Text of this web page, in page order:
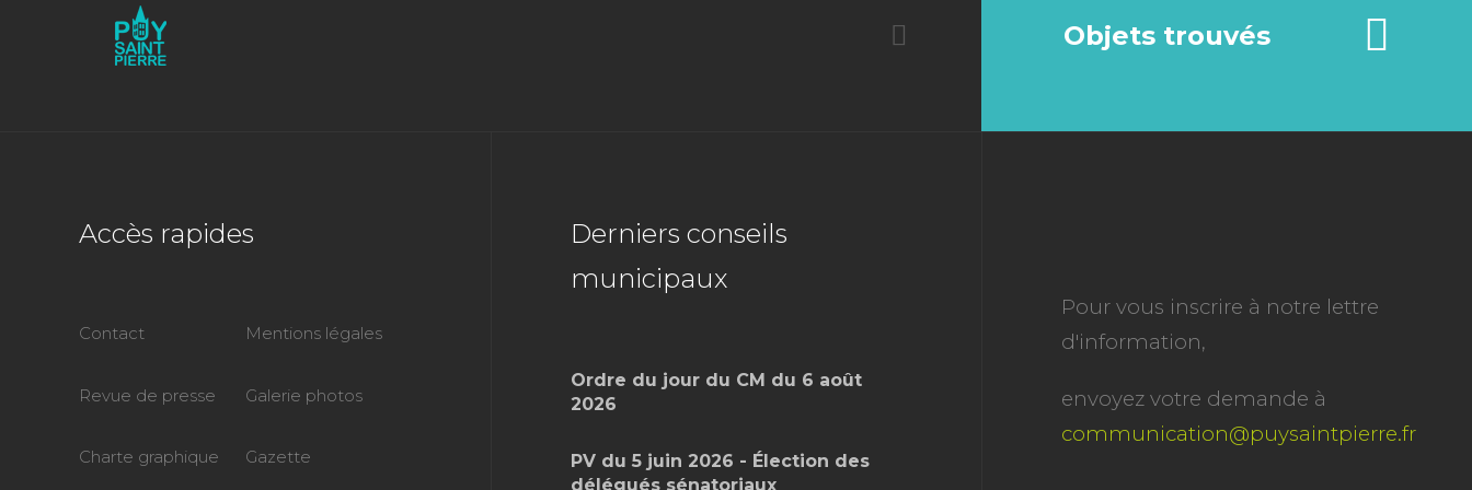
Objets trouvés
Accès rapides
Contact Mentions légales
Revue de presse Galerie photos
Charte graphique Gazette
Derniers conseils
municipaux
Ordre du jour du CM du 6 août
2026
PV du 5 juin 2026 - Élection des
délégués sénatoriaux
Pour vous inscrire à notre lettre
d'information,
envoyez votre demande à
communication@puysaintpierre.fr